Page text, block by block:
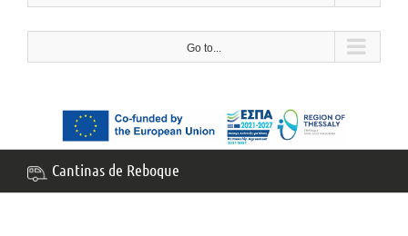
Go to...
Cantinas de Reboque